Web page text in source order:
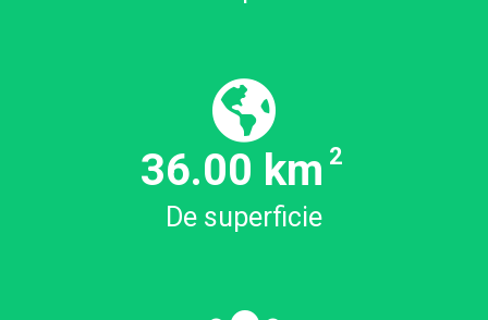
36.00 km2
De superficie